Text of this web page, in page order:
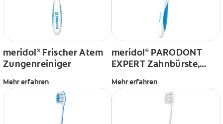
meridol®Frischer Atem
Zungenreiniger
Mehr erfahren
meridol®PARODONT
EXPERT Zahnbürste,
Mehr erfahren